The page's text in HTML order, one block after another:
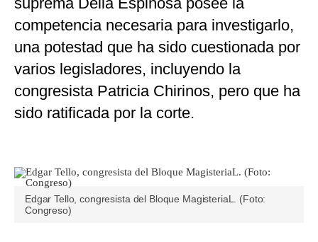
competencia necesaria para investigarlo,
una potestad que ha sido cuestionada por
varios legisladores, incluyendo la
congresista Patricia Chirinos, pero que ha
sido ratificada por la corte.
Edgar Tello, congresista del Bloque MagisteriaL. (Foto:
Congreso)